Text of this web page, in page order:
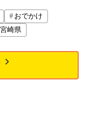
おでかけ
宮崎県